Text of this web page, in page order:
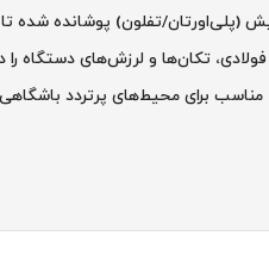
(پلی‌اورتان/تفلون) پوشانده شده
تکان‌ها و لرزش‌های دستگاه را
برای محیط‌های پرتردد